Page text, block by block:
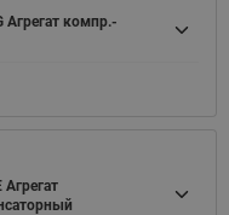
Агрегат компр.-